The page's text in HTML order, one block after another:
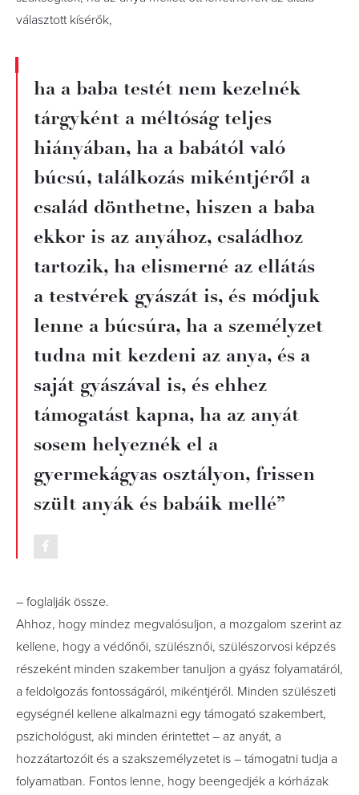
választott kísérők,
ha a baba testét nem kezelnék
tárgyként a méltóság teljes
hiányában, ha a babától való
búcsú, találkozás mikéntjéről a
család dönthetne, hiszen a baba
ekkor is az anyához, családhoz
tartozik, ha elismerné az ellátás
a testvérek gyászát is, és módjuk
lenne a búcsúra, ha a személyzet
tudna mit kezdeni az anya, és a
saját gyászával is, és ehhez
támogatást kapna, ha az anyát
sosem helyeznék el a
gyermekágyas osztályon, frissen
szült anyák és babáik mellé”
– foglalják össze.
Ahhoz, hogy mindez megvalósuljon, a mozgalom szerint az
kellene, hogy a védőnői, szülésznői, szülészorvosi képzés
részeként minden szakember tanuljon a gyász folyamatáról,
a feldolgozás fontosságáról, mikéntjéről. Minden szülészeti
egységnél kellene alkalmazni egy támogató szakembert,
pszichológust, aki minden érintettet – az anyát, a
hozzátartozóit és a szakszemélyzetet is – támogatni tudja a
folyamatban. Fontos lenne, hogy beengedjék a kórházak